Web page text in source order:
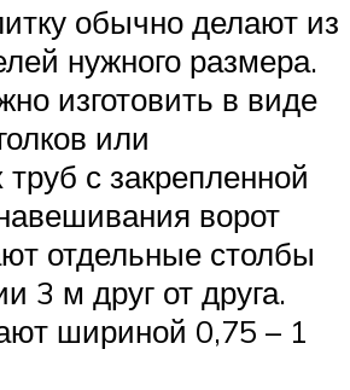
обычно делают из
нужного размера.
изготовить в виде
или
с закрепленной
ворот
отдельные столбы
3 м друг от друга.
шириной 0,75 – 1